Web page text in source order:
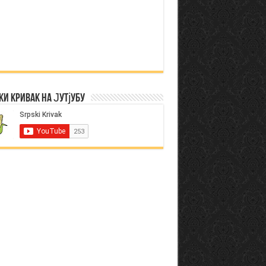
Кривак на Јутјубу